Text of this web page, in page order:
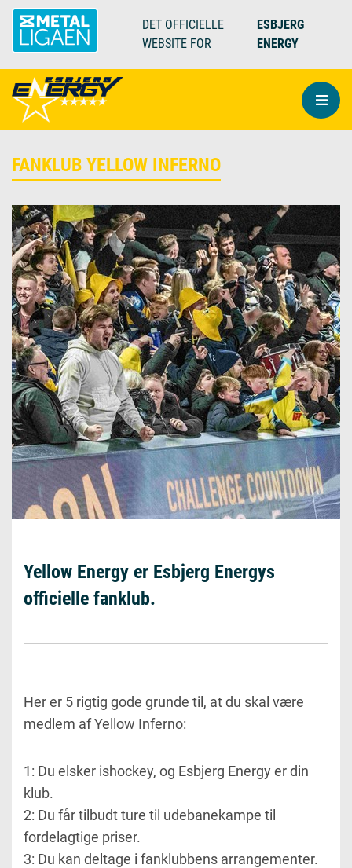
DET OFFICIELLE
WEBSITE FOR
ESBJERG
ENERGY
FANKLUB YELLOW INFERNO
Yellow Energy er Esbjerg Energys
officielle fanklub.
Her er 5 rigtig gode grunde til, at du skal være
medlem af Yellow Inferno:
1: Du elsker ishockey, og Esbjerg Energy er din
klub.
2: Du får tilbudt ture til udebanekampe til
fordelagtige priser.
3: Du kan deltage i fanklubbens arrangementer.